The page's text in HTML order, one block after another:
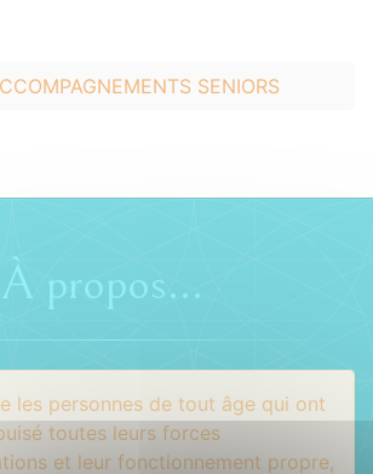
SENIORS
À propos...
les personnes de tout âge qui ont
toutes leurs forces
et leur fonctionnement propre,